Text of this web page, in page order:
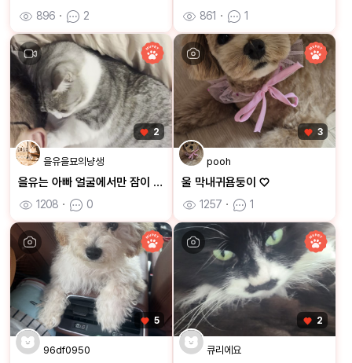
896 ㆍ 2 861 ㆍ 1
2
을유을묘의냥생
을유는 아빠 얼굴에서만 잠이 와요
1208 ㆍ 0
3
pooh
울 막내귀욤둥이 ♡
1257 ㆍ 1
5
96df0950
2
큐리에요